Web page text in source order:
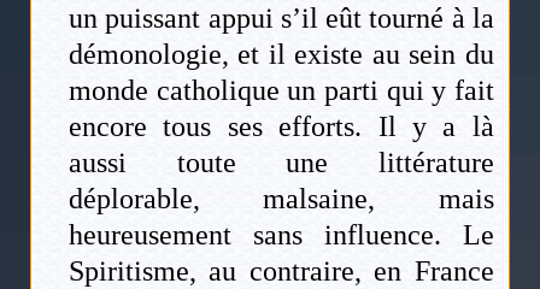
un puissant appui s’il eût tourné à la
démonologie, et il existe au sein du
monde catholique un parti qui y fait
encore tous ses efforts. Il y a là
aussi toute une littérature
déplorable, malsaine, mais
heureusement sans influence. Le
Spiritisme, au contraire, en France